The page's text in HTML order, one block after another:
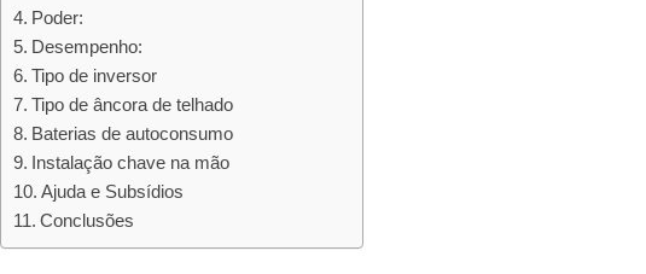
Poder:
Desempenho:
Tipo de inversor
Tipo de âncora de telhado
Baterias de autoconsumo
Instalação chave na mão
Ajuda e Subsídios
Conclusões